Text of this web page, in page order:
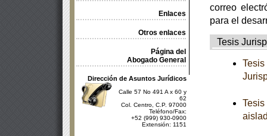
Enlaces
Otros enlaces
Página del
Abogado General
Dirección de Asuntos Jurídicos
Calle 57 No 491 A x 60 y
62
Col. Centro, C.P. 97000
Teléfono/Fax:
+52 (999) 930-0900
Extensión: 1151
correo
para el
Tesis
Tesis